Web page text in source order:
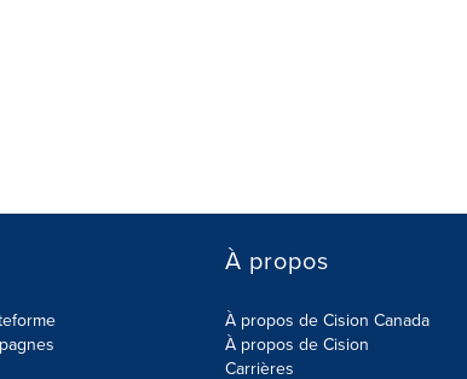
À propos
À propos de Cision Canada
À propos de Cision
Carrières